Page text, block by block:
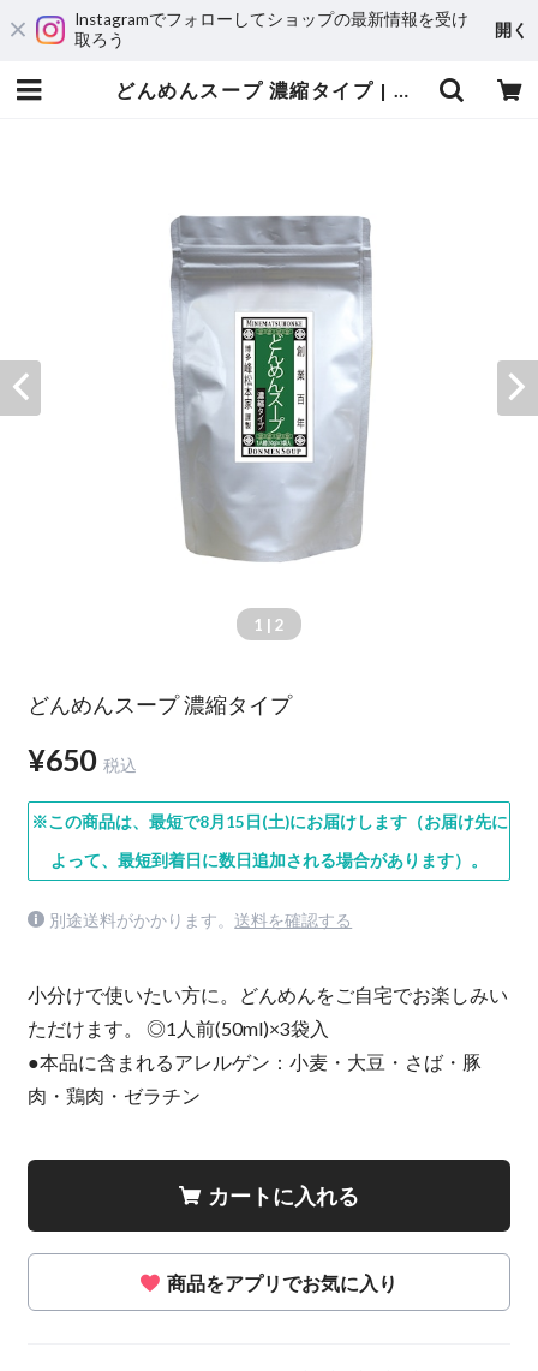
Instagramでフォローしてショップの最新情報を受け
取ろう
開く
どんめんスープ 濃縮タイプ | 蒲鉾の峰屋
1 | 2
どんめんスープ 濃縮タイプ
¥650 税込
※この商品は、最短で8月15日(土)にお届けします（お届け先に
よって、最短到着日に数日追加される場合があります）。
別途送料がかかります。 送料を確認する
小分けで使いたい方に。どんめんをご自宅でお楽しみい
ただけます。 ◎1人前(50ml)×3袋入
●本品に含まれるアレルゲン：小麦・大豆・さば・豚
肉・鶏肉・ゼラチン
カートに入れる
商品をアプリでお気に入り